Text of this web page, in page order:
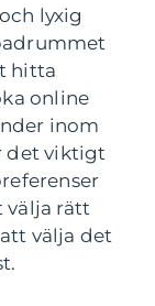
lyxig
hitta
online
inom
det viktigt
välja rätt
välja det